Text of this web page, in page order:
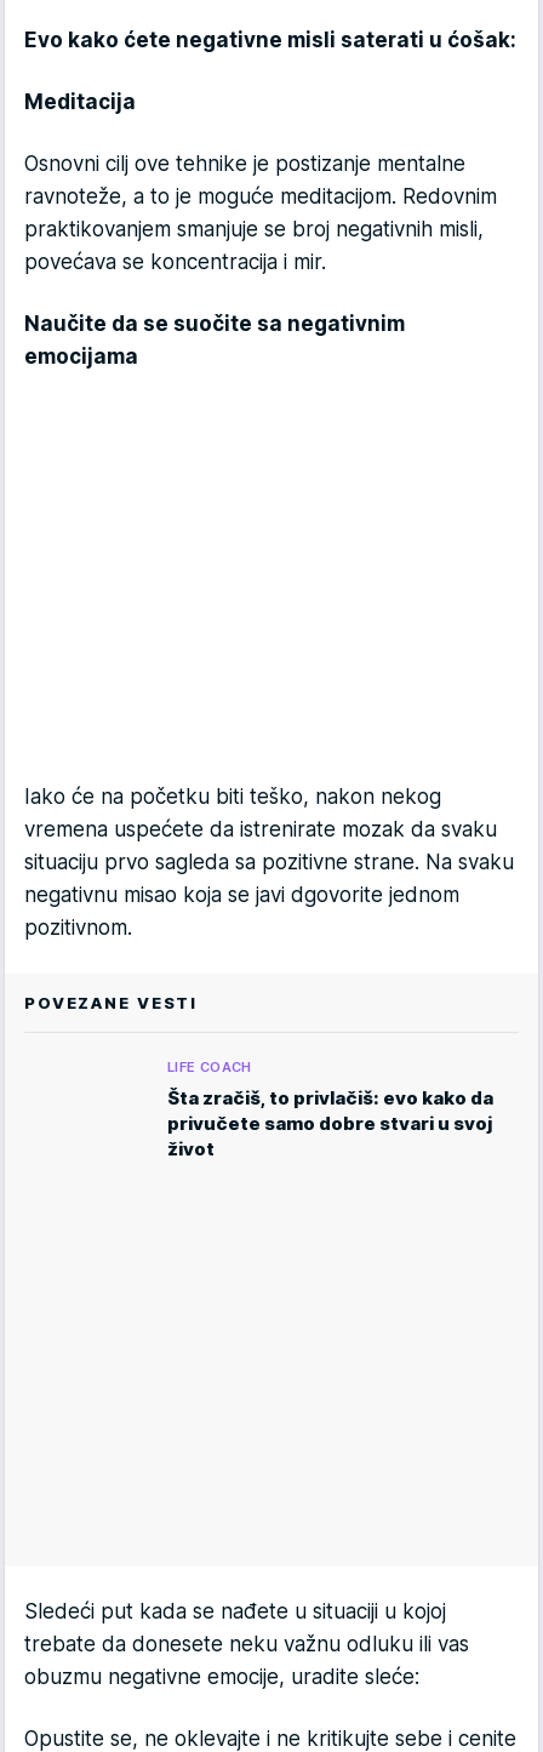
Evo kako ćete negativne misli saterati u ćošak:
Meditacija
Osnovni cilj ove tehnike je postizanje mentalne
ravnoteže, a to je moguće meditacijom. Redovnim
praktikovanjem smanjuje se broj negativnih misli,
povećava se koncentracija i mir.
Naučite da se suočite sa negativnim
emocijama
Iako će na početku biti teško, nakon nekog
vremena uspećete da istrenirate mozak da svaku
situaciju prvo sagleda sa pozitivne strane. Na svaku
negativnu misao koja se javi dgovorite jednom
pozitivnom.
POVEZANE VESTI
LIFE COACH
Šta zračiš, to privlačiš: evo kako da
privučete samo dobre stvari u svoj
život
Sledeći put kada se nađete u situaciji u kojoj
trebate da donesete neku važnu odluku ili vas
obuzmu negativne emocije, uradite sleće:
Opustite se, ne oklevajte i ne kritikujte sebe i cenite